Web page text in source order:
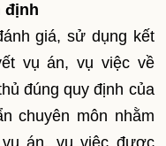
định
giá, sử dụng kết
vụ án, vụ việc về
đúng quy định của
chuyên môn nhằm
án, vụ việc được